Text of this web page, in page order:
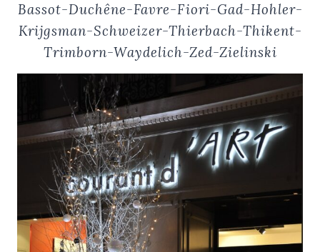
Bassot-Duchêne-Favre-Fiori-Gad-Hohler-
Krijgsman-Schweizer-Thierbach-Thikent-
Trimborn-Waydelich-Zed-Zielinski